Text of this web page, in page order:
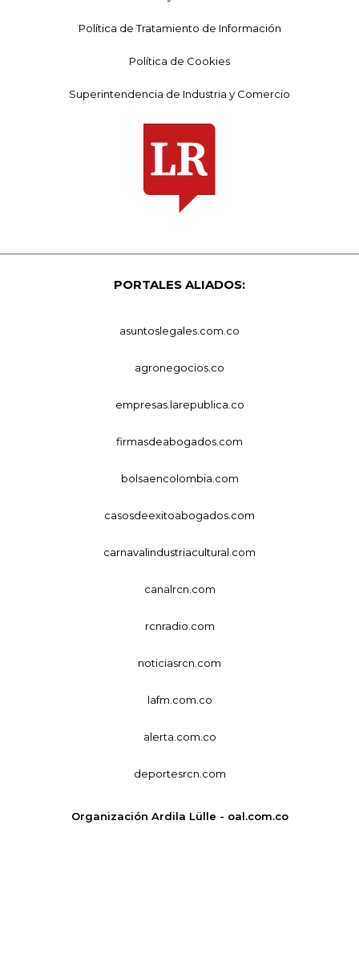
Política de Tratamiento de Información
Política de Cookies
Superintendencia de Industria y Comercio
PORTALES ALIADOS:
asuntoslegales.com.co
agronegocios.co
empresas.larepublica.co
firmasdeabogados.com
bolsaencolombia.com
casosdeexitoabogados.com
carnavalindustriacultural.com
canalrcn.com
rcnradio.com
noticiasrcn.com
lafm.com.co
alerta.com.co
deportesrcn.com
Organización Ardila Lülle - oal.com.co